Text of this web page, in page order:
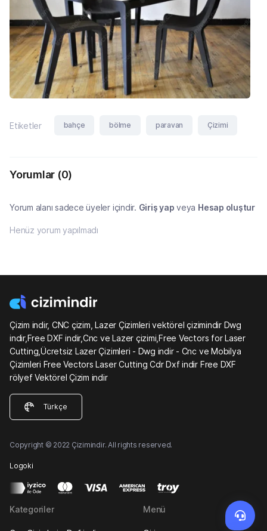
Etiketler bahçe bölme paravan Çizimi
Yorumlar (0)
Yorum alanı sadece üyeler içindir. Giriş yap veya Hesap oluştur
Henüz yorum yapılmadı
Çizim indir, CNC çizim, Lazer Çizimleri vektörel çizimindir Dwg
indir,Free DXF indir,Cnc ve Lazer çizimi,Free Vectors for Laser
Cutting,Ücretsiz Lazer Çizimleri - Dwg indir - Cnc ve Mobilya
Çizimleri Free Vectors Laser Cutting Cdr Dxf indir Free DXF
rölyef Vektörel Çizim indir
Türkçe
Copyright © 2022 Çizimindir. All rights reserved.
Logoki
Kategoriler Menü